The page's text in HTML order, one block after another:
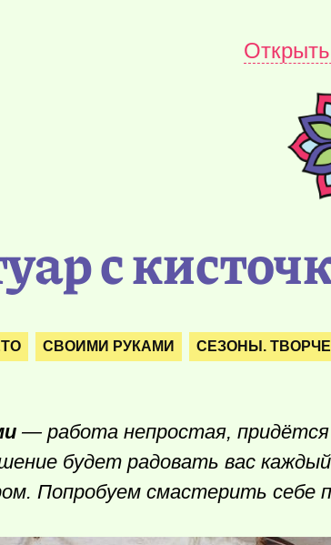
с
СВОИМИ РУКАМИ СЕЗОНЫ.
— работа непростая,
будет радовать вас
Попробуем смастерить себе